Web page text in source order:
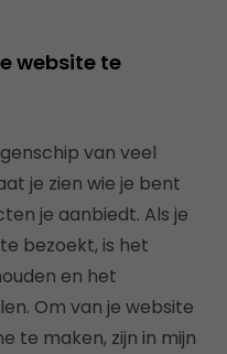
website te
van veel
je zien wie je bent
je aanbiedt. Als je
bezoekt, is het
en het
Om van je website
te maken, zijn in mijn